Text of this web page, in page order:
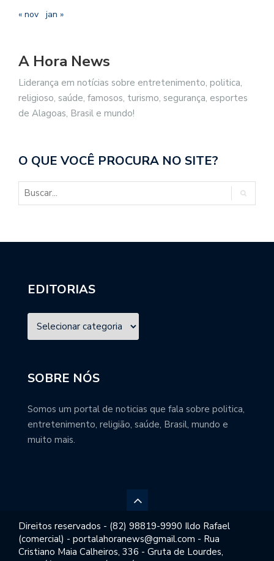
« nov jan »
A Hora News
Liderança em notícias sobre entretenimento, politica,
religioso, saúde, famosos, turismo, segurança, esportes
de Alagoas, Brasil e mundo!
O QUE VOCÊ PROCURA NO SITE?
EDITORIAS
SOBRE NÓS
Somos um portal de noticias que fala sobre politica,
entretenimento, religião, saúde, Brasil, mundo e
muito mais.
Direitos reservados - (82) 98819-9990 Ildo Rafael
(comercial) - portalahoranews@gmail.com - Rua
Cristiano Maia Calheiros, 336 - Gruta de Lourdes,